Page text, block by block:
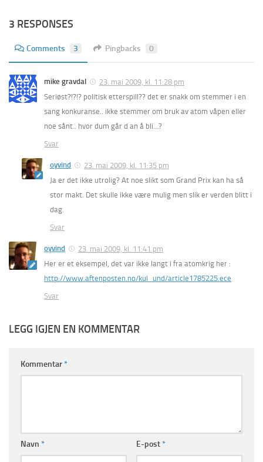
3 RESPONSES
Comments 3 Pingbacks 0
mike gravdal
23. mai 2009, kl. 11:28 pm
Seriøst?!?!? politisk etterspill?? det er snakk om stemmer i en
sang konkuranse.. ikke stemmer om bruk av atom våpen eller
noe sånt.. hvor dum går d an å bli…?
Svar
oyvind
23. mai 2009, kl. 11:35 pm
Ja er det ikke utrolig? At noe slikt som Grand Prix kan ha så
stor makt. Det skulle ikke være mulig men slik er verden blitt i
dag.
Svar
oyvind
23. mai 2009, kl. 11:41 pm
Her er et eksempel, det var ikke langt i fra atomkrig her :
http://www.aftenposten.no/kul_und/article1785225.ece
Svar
LEGG IGJEN EN KOMMENTAR
Kommentar*
Navn * E-post*